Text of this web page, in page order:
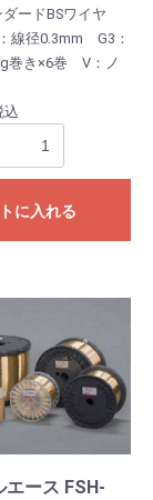
ダードBSワイヤ
線径0.3mm G3：
巻き×6巻 V：ノ
込
に入れる
エース FSH-